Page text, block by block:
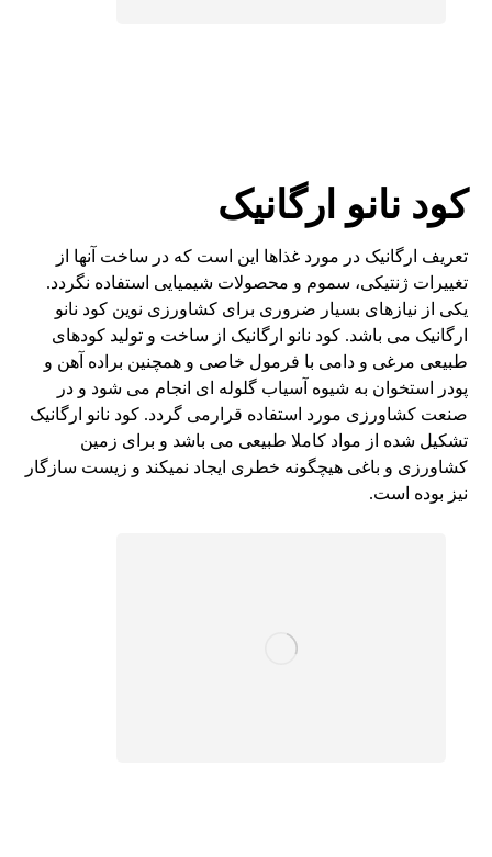
کود نانو ارگانیک
تعریف ارگانیک در مورد غذاها این است که در ساخت آنها از
تغییرات ژنتیکی، سموم و محصولات شیمیایی استفاده نگردد.
یکی از نیازهای بسیار ضروری برای کشاورزی نوین کود نانو
ارگانیک می باشد. کود نانو ارگانیک از ساخت و تولید کودهای
طبیعی مرغی و دامی با فرمول خاصی و همچنین براده آهن و
پودر استخوان به شیوه آسیاب گلوله ای انجام می شود و در
صنعت کشاورزی مورد استفاده قرارمی گردد. کود نانو ارگانیک
تشکیل شده از مواد کاملا طبیعی می باشد و برای زمین
کشاورزی و باغی هیچگونه خطری ایجاد نمیکند و زیست سازگار
نیز بوده است.